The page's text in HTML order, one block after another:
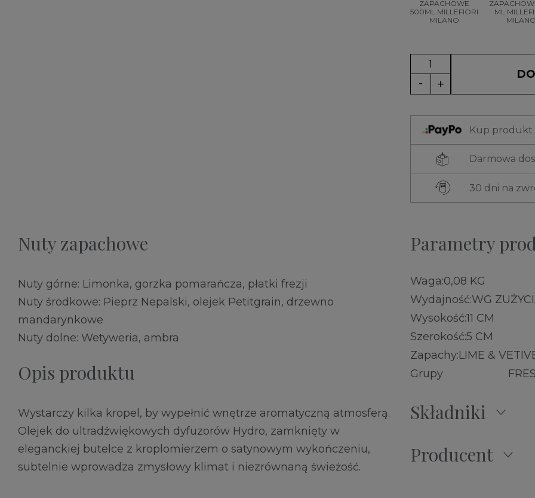
ZAPACHOWE
500ML MILLEFIORI
MILANO
ML
MILANO
Kup produkt
Darmowa
30 dni na
Nuty zapachowe
Nuty górne: Limonka, gorzka pomarańcza, płatki frezji
Nuty środkowe: Pieprz Nepalski, olejek Petitgrain, drzewno
mandarynkowe
Nuty dolne: Wetyweria, ambra
Opis produktu
Wystarczy kilka kropel, by wypełnić wnętrze aromatyczną atmosferą.
Olejek do ultradźwiękowych dyfuzorów Hydro, zamknięty w
eleganckiej butelce z kroplomierzem o satynowym wykończeniu,
subtelnie wprowadza zmysłowy klimat i niezrównaną świeżość.
Parametry
Waga:0,08 KG
Wydajność:WG
Wysokość:11 CM
Szerokość:5 CM
Zapachy:LIME &
Grupy
Składniki
Producent